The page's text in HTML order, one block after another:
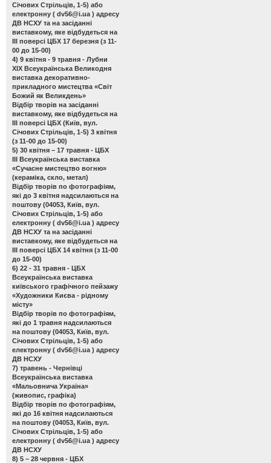
Січових Стрільців, 1-5) або
електронну ( dv56@i.ua ) адресу
ДВ НСХУ та на засіданні
виставкому, яке відбудеться на
ІІІ поверсі ЦБХ 17 березня (з 11-
00 до 15-00)
4) 9 квітня - 9 травня - Лубни
ХІХ Всеукраїнська Великодня
виставка декоративно-
прикладного мистецтва «Світ
Божий як Великдень»
Відбір творів на засіданні
виставкому, яке відбудеться на
ІІІ поверсі ЦБХ (Київ, вул.
Січових Стрільців, 1-5) 3 квітня
(з 11-00 до 15-00)
5) 30 квітня – 17 травня - ЦБХ
ІІІ Всеукраїнська виставка
«Сучасне мистецтво вогню»
(кераміка, скло, метал)
Відбір творів по фотографіям,
які до 3 квітня надсилаються на
поштову (04053, Київ, вул.
Січових Стрільців, 1-5) або
електронну ( dv56@i.ua ) адресу
ДВ НСХУ та на засіданні
виставкому, яке відбудеться на
ІІІ поверсі ЦБХ 14 квітня (з 11-00
до 15-00)
6) 22 - 31 травня - ЦБХ
Всеукраїнська виставка
київського графічного пейзажу
«Художники Києва - рідному
місту»
Відбір творів по фотографіям,
які до 1 травня надсилаються
на поштову (04053, Київ, вул.
Січових Стрільців, 1-5) або
електронну ( dv56@i.ua ) адресу
ДВ НСХУ
7) травень - Чернівці
Всеукраїнська виставка
«Мальовнича Україна»
(живопис, графіка)
Відбір творів по фотографіям,
які до 16 квітня надсилаються
на поштову (04053, Київ, вул.
Січових Стрільців, 1-5) або
електронну ( dv56@i.ua ) адресу
ДВ НСХУ
8) 5 – 28 червня - ЦБХ